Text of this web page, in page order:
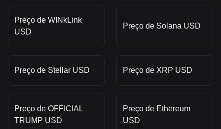
Preço de WINkLink
USD
Preço de Solana USD
Preço de Stellar USD Preço de XRP USD
Preço de OFFICIAL
TRUMP USD
Preço de Ethereum
USD